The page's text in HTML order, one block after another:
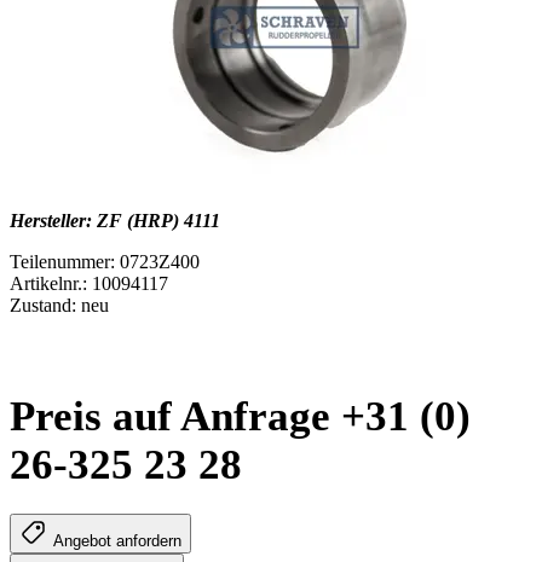
Hersteller: ZF (HRP) 4111
Teilenummer: 0723Z400
Artikelnr.: 10094117
Zustand: neu
Preis auf Anfrage +31 (0)
26-325 23 28
Angebot anfordern